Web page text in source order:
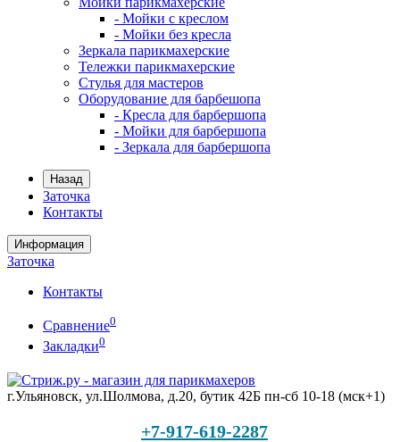
- Мойки с креслом
- Мойки без кресла
Зеркала парикмахерские
Тележки парикмахерские
Стулья для мастеров
Оборудование для барбешопа
- Кресла для барбершопа
- Мойки для барбершопа
- Зеркала для барбершопа
Назад
Заточка
Контакты
Информация
Заточка
Контакты
Сравнение0
Закладки0
г.Ульяновск, ул.Шолмова, д.20, бутик 42Б пн-сб 10-18 (мск+1)
+7-917-619-2287